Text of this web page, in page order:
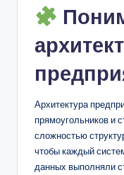
Архитектура
прямоугольников и
сложностью
чтобы каждый
данных выполняли